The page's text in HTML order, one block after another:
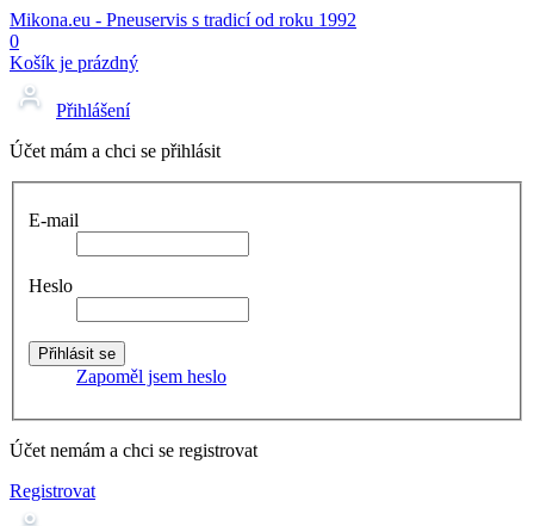
Mikona.eu - Pneuservis s tradicí od roku 1992
0
Košík je prázdný
Přihlášení
Účet mám a chci se přihlásit
E-mail
Heslo
Zapoměl jsem heslo
Účet nemám a chci se registrovat
Registrovat